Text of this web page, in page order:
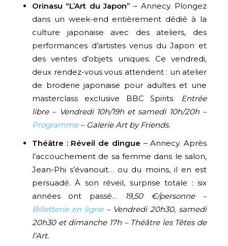
Orinasu “L’Art du Japon” – Annecy. Plongez
dans un week-end entièrement dédié à la
culture japonaise avec des ateliers, des
performances d’artistes venus du Japon et
des ventes d’objets uniques. Ce vendredi,
deux rendez-vous vous attendent : un atelier
de broderie japonaise pour adultes et une
masterclass exclusive BBC Spirits. Entrée
libre – Vendredi 10h/19h et samedi 10h/20h –
Programme– Galerie Art by Friends.
Théâtre : Réveil de dingue – Annecy. Après
l’accouchement de sa femme dans le salon,
Jean-Phi s’évanouit… ou du moins, il en est
persuadé. À son réveil, surprise totale : six
années ont passé… 19,50 €/personne –
Billetterie en ligne– Vendredi 20h30, samedi
20h30 et dimanche 17h – Théâtre les Têtes de
l’Art.